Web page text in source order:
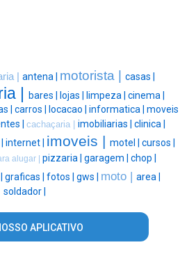
| antena | motorista | casas |
| bares | lojas | limpeza | cinema |
| carros | locacao | informatica | moveis
| cachaçaria | imobiliarias | clinica |
internet | imoveis | motel | cursos |
alugar | pizzaria | garagem | chop |
| graficas | fotos | gws | moto | area |
soldador |
APLICATIVO